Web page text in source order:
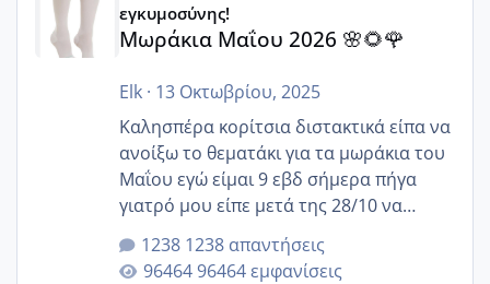
εγκυμοσύνης!
Μωράκια Μαΐου 2026 🌸🌻🌹
Elk· 13 Οκτωβρίου, 2025
Καλησπέρα κορίτσια διστακτικά είπα να
ανοίξω το θεματάκι για τα μωράκια του
Μαΐου εγώ είμαι 9 εβδ σήμερα πήγα
γιατρό μου είπε μετά της 28/10 να
κλείσω ραντεβού για την αυχενική είναι
καμιά άλλη κοπέλα να γεννάει Μάιο ;;
1238 απαντήσεις
96464 εμφανίσεις